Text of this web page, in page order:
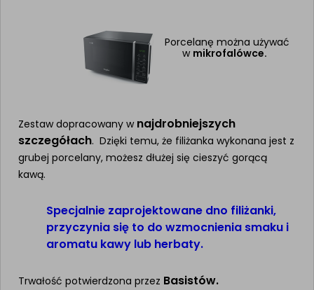
Porcelanę można używać
w mikrofalówce.
Zestaw dopracowany w najdrobniejszych
szczegółach. Dzięki temu, że filiżanka wykonana jest z
grubej porcelany, możesz dłużej się cieszyć gorącą
kawą.
Specjalnie zaprojektowane dno filiżanki,
przyczynia się to do wzmocnienia smaku i
aromatu kawy lub herbaty.
Trwałość potwierdzona przez Basistów.